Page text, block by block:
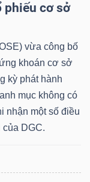
phiếu cơ sở
vừa công bố
khoán cơ sở
kỳ phát hành
mục không có
nhận một số điều
DGC.